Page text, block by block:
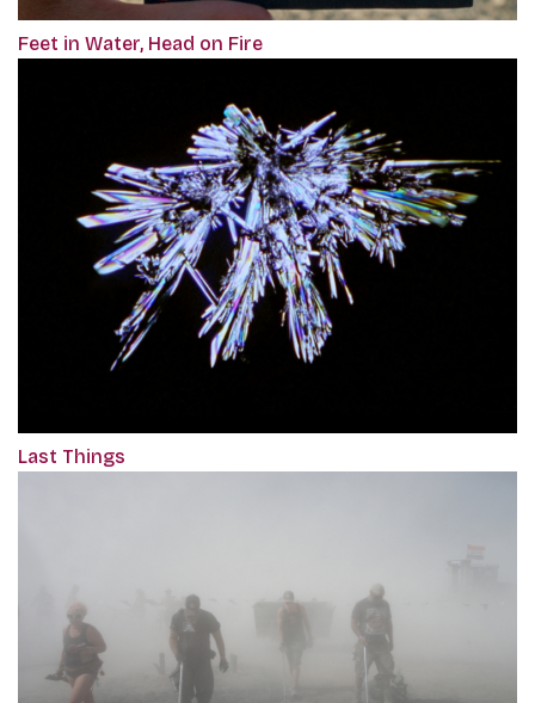
Feet in Water, Head on Fire
Last Things